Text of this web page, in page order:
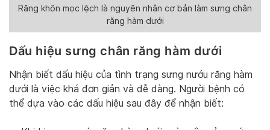
Răng khôn mọc lệch là nguyên nhân cơ bản làm sưng chân
răng hàm dưới
Dấu hiệu sưng chân răng hàm dưới
Nhận biết dấu hiệu của tình trạng sưng nướu răng hàm
dưới là việc khá đơn giản và dễ dàng. Người bệnh có
thể dựa vào các dấu hiệu sau đây để nhận biết: